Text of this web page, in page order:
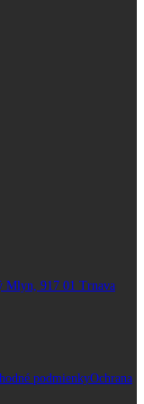
Mlyn, 917 01 Trnava
podmienkyOchrana